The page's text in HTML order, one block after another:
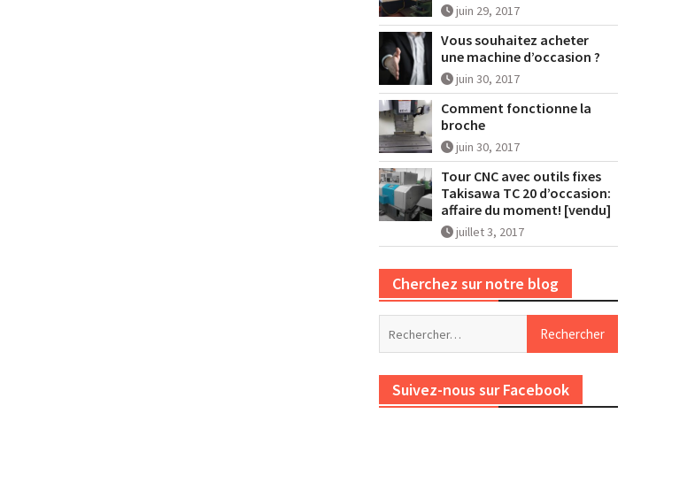
juin 29, 2017
Vous souhaitez acheter
une machine d’occasion ?
juin 30, 2017
Comment fonctionne la
broche
juin 30, 2017
Tour CNC avec outils fixes
Takisawa TC 20 d’occasion:
affaire du moment! [vendu]
juillet 3, 2017
Cherchez sur notre blog
Suivez-nous sur Facebook